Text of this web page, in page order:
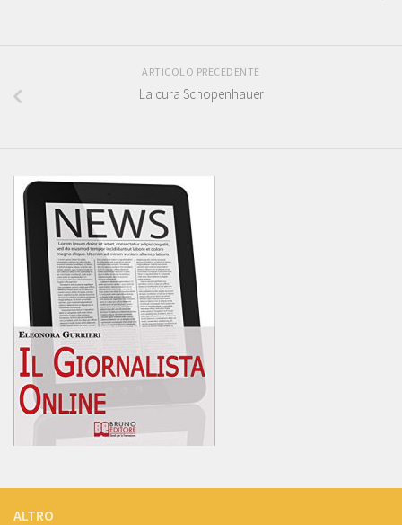
ARTICOLO PRECEDENTE
La cura Schopenhauer
ALTRO